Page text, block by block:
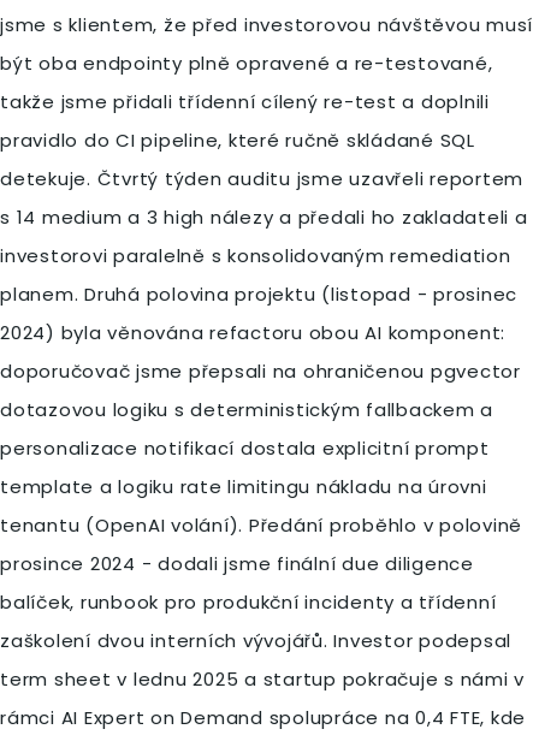
jsme s klientem, že před investorovou návštěvou musí
být oba endpointy plně opravené a re-testované,
takže jsme přidali třídenní cílený re-test a doplnili
pravidlo do CI pipeline, které ručně skládané SQL
detekuje. Čtvrtý týden auditu jsme uzavřeli reportem
s 14 medium a 3 high nálezy a předali ho zakladateli a
investorovi paralelně s konsolidovaným remediation
planem. Druhá polovina projektu (listopad - prosinec
2024) byla věnována refactoru obou AI komponent:
doporučovač jsme přepsali na ohraničenou pgvector
dotazovou logiku s deterministickým fallbackem a
personalizace notifikací dostala explicitní prompt
template a logiku rate limitingu nákladu na úrovni
tenantu (OpenAI volání). Předání proběhlo v polovině
prosince 2024 - dodali jsme finální due diligence
balíček, runbook pro produkční incidenty a třídenní
zaškolení dvou interních vývojářů. Investor podepsal
term sheet v lednu 2025 a startup pokračuje s námi v
rámci AI Expert on Demand spolupráce na 0,4 FTE, kde